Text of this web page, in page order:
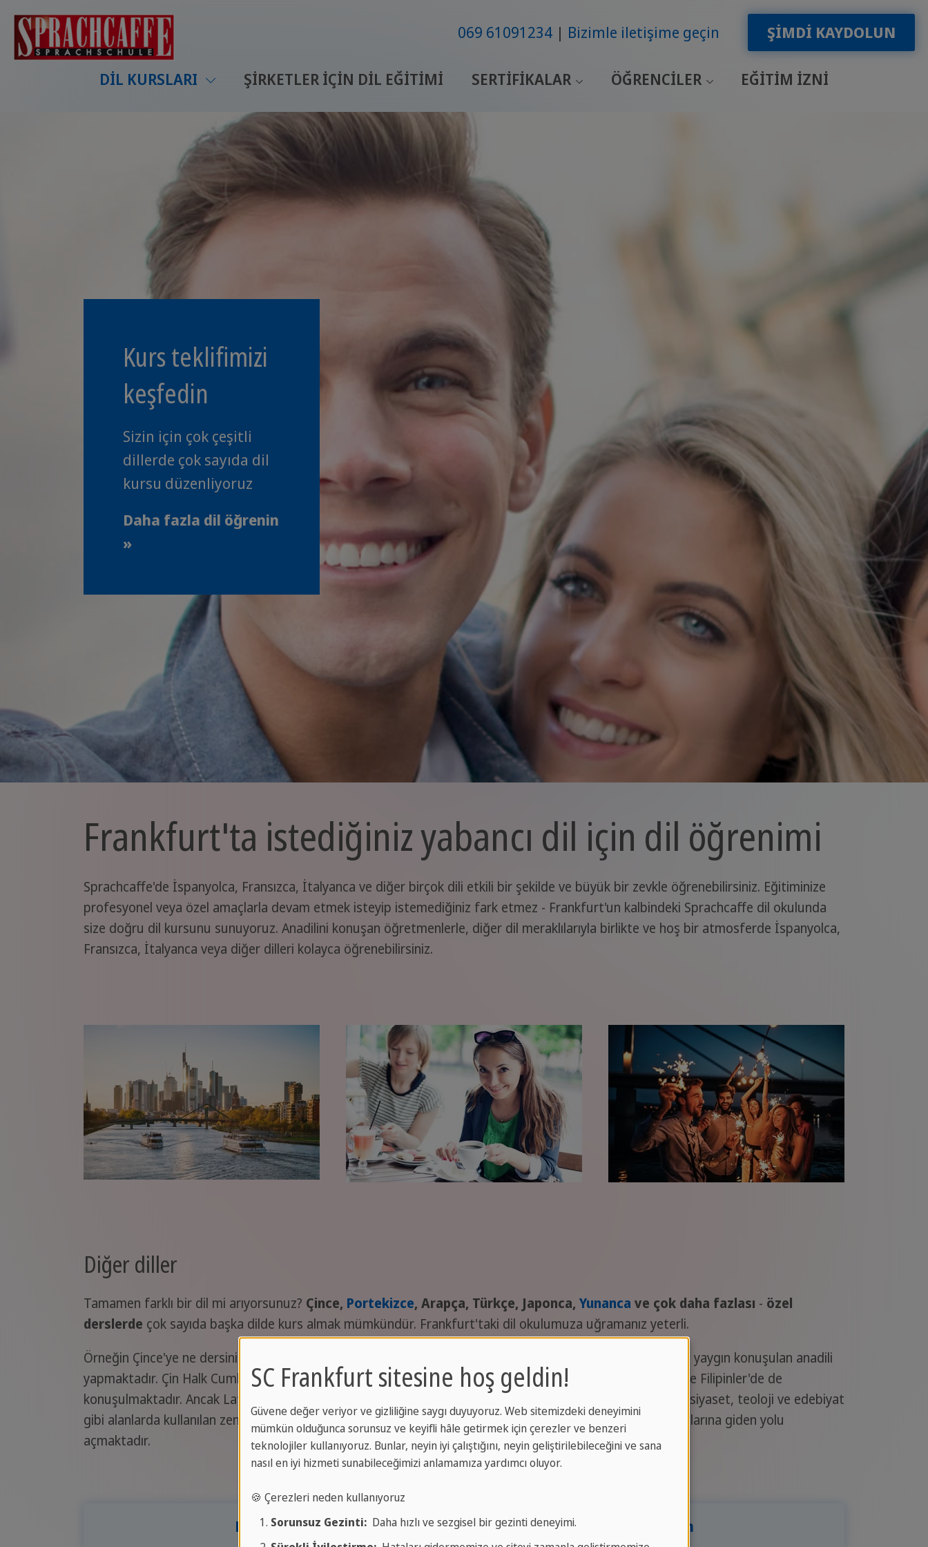
069 61091234 Bizimle iletişime geçin ŞIMDI KAYDOLUN
DIL KURSLARI ŞIRKETLER IÇIN DIL EĞITIMI SERTIFIKALAR ÖĞRENCILER EĞITIM IZNI
Kurs teklifimizi
keşfedin
Sizin için çok çeşitli
dillerde çok sayıda dil
kursu düzenliyoruz
Daha fazla dil öğrenin
»
Frankfurt'ta istediğiniz yabancı dil için dil öğrenimi
Sprachcaffe'de İspanyolca, Fransızca, İtalyanca ve diğer birçok dili etkili bir şekilde ve büyük bir zevkle öğrenebilirsiniz. Eğitiminize
profesyonel veya özel amaçlarla devam etmek isteyip istemediğiniz fark etmez - Frankfurt'un kalbindeki Sprachcaffe dil okulunda
size doğru dil kursunu sunuyoruz. Anadilini konuşan öğretmenlerle, diğer dil meraklılarıyla birlikte ve hoş bir atmosferde İspanyolca,
Fransızca, İtalyanca veya diğer dilleri kolayca öğrenebilirsiniz.
Diğer diller
Tamamen farklı bir dil mi arıyorsunuz? Çince, Portekizce, Arapça, Türkçe, Japonca, Yunanca ve çok daha fazlası - özel
derslerde çok sayıda başka dilde kurs almak mümkündür. Frankfurt'taki dil okulumuza uğramanız yeterli.
Örneğin Çince'ye ne dersiniz? Çince 1,2 milyar insan tarafından konuşulmaktadır ve bu da onu dünyanın en yaygın konuşulan anadili
yapmaktadır. Çin Halk Cumhuriyeti'nin yanı sıra Tayvan, Singapur, Endonezya, Malezya, Tayland, Vietnam ve Filipinler'de de
konuşulmaktadır. Ancak Latince bugün de önemli bir dildir. Latincenin günümüzdeki önemi öncelikle bilim, siyaset, teoloji ve edebiyat
gibi alanlarda kullanılan zengin kelime dağarcığında yatmaktadır. Latince bilgisi, belirli eğitim ve meslek dallarına giden yolu
açmaktadır.
Dil kursunuzu hiçbir yükümlülük altına girmeden şimdi talep edin
SC Frankfurt sitesine hoş geldin!
Güvene değer veriyor ve gizliliğine saygı duyuyoruz. Web sitemizdeki deneyimini
mümkün olduğunca sorunsuz ve keyifli hâle getirmek için çerezler ve benzeri
teknolojiler kullanıyoruz. Bunlar, neyin iyi çalıştığını, neyin geliştirilebileceğini ve sana
nasıl en iyi hizmeti sunabileceğimizi anlamamıza yardımcı oluyor.
🍪 Çerezleri neden kullanıyoruz
Sorunsuz Gezinti:Daha hızlı ve sezgisel bir gezinti deneyimi.